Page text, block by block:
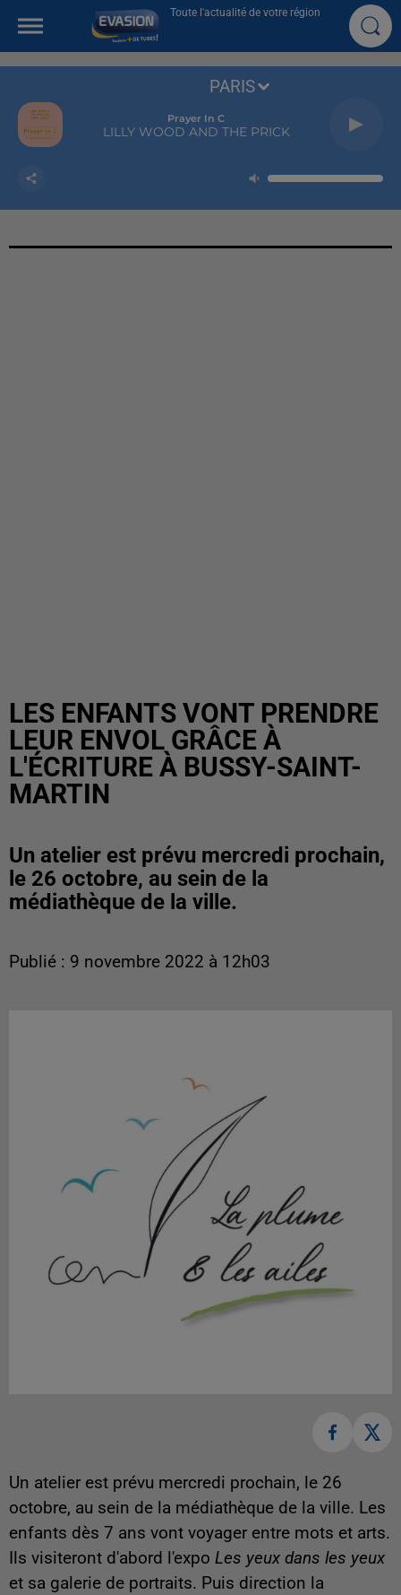
Toute l'actualité de votre région
Prayer In C
LILLY WOOD AND THE PRICK
PARIS
LES ENFANTS VONT PRENDRE
LEUR ENVOL GRÂCE À
L'ÉCRITURE À BUSSY-SAINT-
MARTIN
Un atelier est prévu mercredi prochain,
le 26 octobre, au sein de la
médiathèque de la ville.
Publié : 9 novembre 2022 à 12h03
Un atelier est prévu mercredi prochain, le 26
octobre, au sein de la médiathèque de la ville. Les
enfants dès 7 ans vont voyager entre mots et arts.
Ils visiteront d'abord l'expo Les yeux dans les yeux
et sa galerie de portraits. Puis direction la